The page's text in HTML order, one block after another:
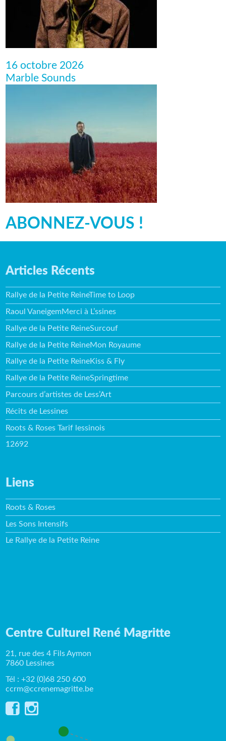
16 octobre 2026
Marble Sounds
ABONNEZ-VOUS !
Articles Récents
Rallye de la Petite ReineTime to Loop
Raoul VaneigemMerci à L’ssines
Rallye de la Petite ReineSurcouf
Rallye de la Petite ReineMon Royaume
Rallye de la Petite ReineKiss & Fly
Rallye de la Petite ReineSpringtime
Parcours d’artistes de Less’Art
Récits de Lessines
Roots & Roses Tarif lessinois
12692
Liens
Roots & Roses
Les Sons Intensifs
Le Rallye de la Petite Reine
Centre Culturel René Magritte
21, rue des 4 Fils Aymon
7860 Lessines
Tél : +32 (0)68 250 600
ccrm@ccrenemagritte.be